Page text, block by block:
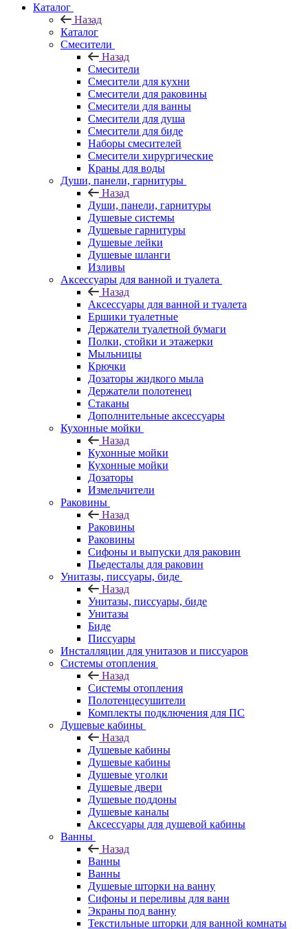
Каталог
Назад
Каталог
Смесители
Назад
Смесители
Смесители для кухни
Смесители для раковины
Смесители для ванны
Смесители для душа
Смесители для биде
Наборы смесителей
Смесители хирургические
Краны для воды
Души, панели, гарнитуры
Назад
Души, панели, гарнитуры
Душевые системы
Душевые гарнитуры
Душевые лейки
Душевые шланги
Изливы
Аксессуары для ванной и туалета
Назад
Аксессуары для ванной и туалета
Ершики туалетные
Держатели туалетной бумаги
Полки, стойки и этажерки
Мыльницы
Крючки
Дозаторы жидкого мыла
Держатели полотенец
Стаканы
Дополнительные аксессуары
Кухонные мойки
Назад
Кухонные мойки
Кухонные мойки
Дозаторы
Измельчители
Раковины
Назад
Раковины
Раковины
Сифоны и выпуски для раковин
Пьедесталы для раковин
Унитазы, писсуары, биде
Назад
Унитазы, писсуары, биде
Унитазы
Биде
Писсуары
Инсталляции для унитазов и писсуаров
Системы отопления
Назад
Системы отопления
Полотенцесушители
Комплекты подключения для ПС
Душевые кабины
Назад
Душевые кабины
Душевые кабины
Душевые уголки
Душевые двери
Душевые поддоны
Душевые каналы
Аксессуары для душевой кабины
Ванны
Назад
Ванны
Ванны
Душевые шторки на ванну
Сифоны и переливы для ванн
Экраны под ванну
Текстильные шторки для ванной комнаты